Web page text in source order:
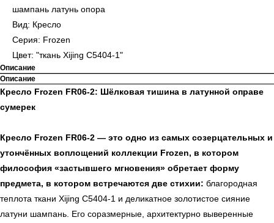
шампань латунь опора
Вид: Кресло
Серия: Frozen
Цвет: "ткань Xijing C5404-1"
Описание
Описание
Кресло Frozen FR06-2: Шёлковая тишина в латунной оправе
сумерек
Кресло Frozen FR06-2 — это одно из самых созерцательных и
утончённых воплощений коллекции Frozen, в котором
философия «застывшего мгновения» обретает форму
предмета, в котором встречаются две стихии: благородная
теплота ткани Xijing C5404-1 и деликатное золотистое сияние
латуни шампань. Его соразмерные, архитектурно выверенные